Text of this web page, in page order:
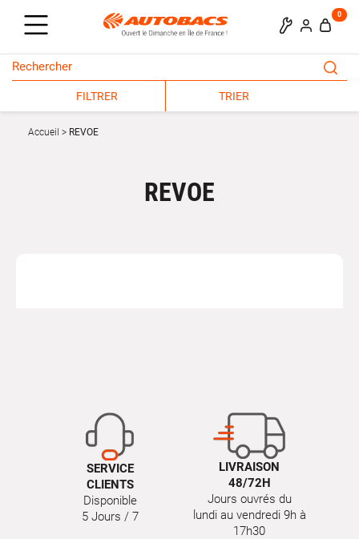
0
FILTRER TRIER
Accueil REVOE
REVOE
SERVICE
CLIENTS
Disponible
5 Jours / 7
LIVRAISON
48/72H
Jours ouvrés du
lundi au vendredi 9h à
17h30